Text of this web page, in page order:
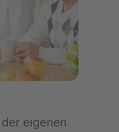
eigenen